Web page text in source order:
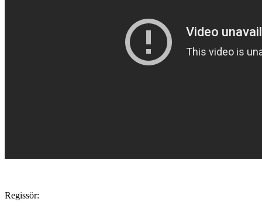
Regissör: